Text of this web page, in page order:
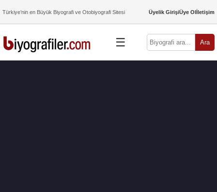
Türkiye’nin en Büyük Biyografi ve Otobiyografi Sitesi Üyelik GirişiÜye Olİletişim
☰ Ara